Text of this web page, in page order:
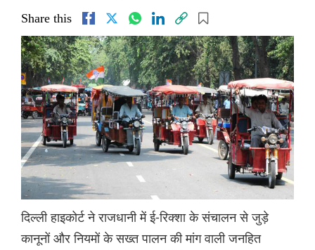
Share this
दिल्ली हाइकोर्ट ने राजधानी में ई-रिक्शा के संचालन से जुड़े
कानूनों और नियमों के सख्त पालन की मांग वाली जनहित